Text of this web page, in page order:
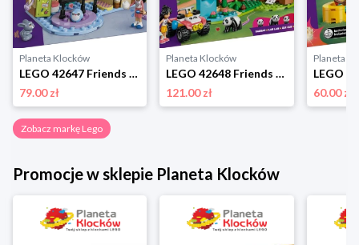
Planeta Klocków
LEGO 42647 Friends Pokój Paisley Lego
79.00 zł
Planeta Klocków
LEGO 42648 Friends Opieka nad pandami w rezerwacie Lego
121.00 zł
Planeta
60.00 zł
Zobacz markę Lego
Promocje w sklepie Planeta Klocków